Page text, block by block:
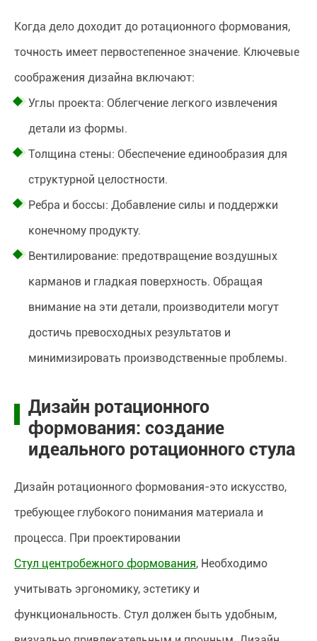
Когда дело доходит до ротационного формования,
точность имеет первостепенное значение. Ключевые
соображения дизайна включают:
Углы проекта: Облегчение легкого извлечения
детали из формы.
Толщина стены: Обеспечение единообразия для
структурной целостности.
Ребра и боссы: Добавление силы и поддержки
конечному продукту.
Вентилирование: предотвращение воздушных
карманов и гладкая поверхность. Обращая
внимание на эти детали, производители могут
достичь превосходных результатов и
минимизировать производственные проблемы.
Дизайн ротационного
формования: создание
идеального ротационного стула
Дизайн ротационного формования-это искусство,
требующее глубокого понимания материала и
процесса. При проектировании
Стул центробежного формования, Необходимо
учитывать эргономику, эстетику и
функциональность. Стул должен быть удобным,